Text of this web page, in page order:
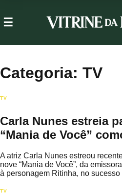
Categoria: TV
TV
Carla Nunes estreia
“Mania de Você”
A atriz Carla Nunes estreou
nove “Mania de Você”, da
à personagem Ritinha, no
TV